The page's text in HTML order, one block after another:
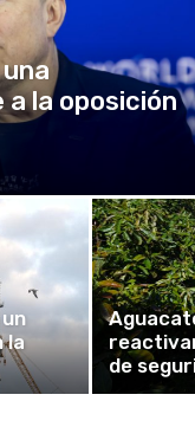
a la oposición
la
de